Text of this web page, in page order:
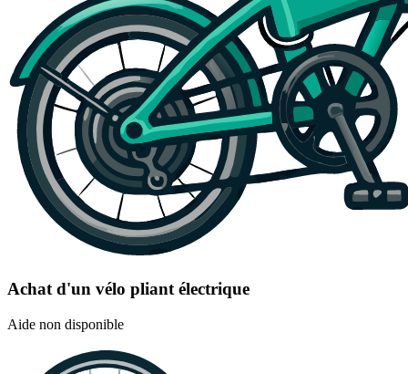
Achat d'un vélo pliant électrique
Aide non disponible